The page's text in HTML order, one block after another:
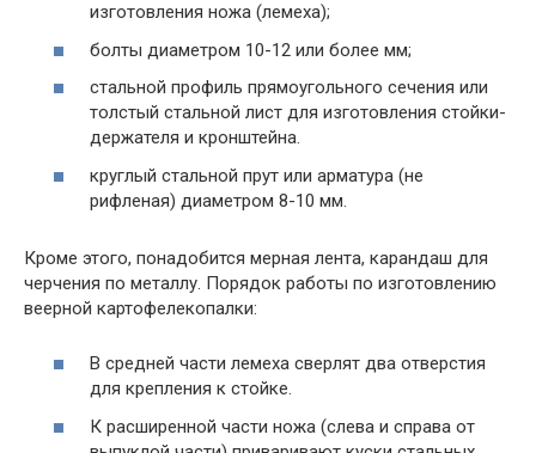
изготовления ножа (лемеха);
болты диаметром 10-12 или более мм;
стальной профиль прямоугольного сечения или
толстый стальной лист для изготовления стойки-
держателя и кронштейна.
круглый стальной прут или арматура (не
рифленая) диаметром 8-10 мм.
Кроме этого, понадобится мерная лента, карандаш для
черчения по металлу. Порядок работы по изготовлению
веерной картофелекопалки:
В средней части лемеха сверлят два отверстия
для крепления к стойке.
К расширенной части ножа (слева и справа от